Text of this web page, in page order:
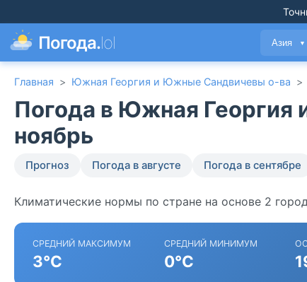
Погода.lol Азия ▼
Главная > Южная Георгия и Южные Сандвичевы о-ва >
Погода в Южная
ноябрь
Прогноз Погода в августе Погода в сентябре
Климатические нормы по стране на основе 2
СРЕДНИЙ МАКСИМУМ
3°C
СРЕДНИЙ МИНИМУМ
0°C